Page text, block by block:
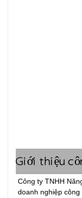
Giới thiệu
Công ty TNHH
doanh nghiệp